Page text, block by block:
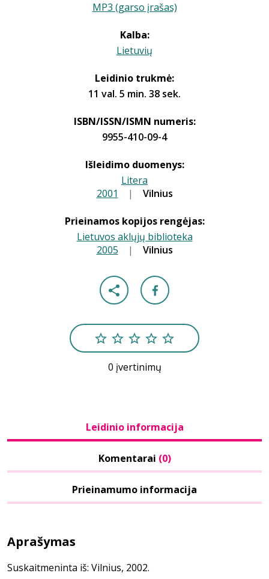
MP3 (garso įrašas)
Kalba:
Lietuvių
Leidinio trukmė:
11 val. 5 min. 38 sek.
ISBN/ISSN/ISMN numeris:
9955-410-09-4
Išleidimo duomenys:
Litera
2001 | Vilnius
Prieinamos kopijos rengėjas:
Lietuvos aklųjų biblioteka
2005 | Vilnius
0 įvertinimų
Leidinio informacija
Komentarai (0)
Prieinamumo informacija
Aprašymas
Suskaitmeninta iš: Vilnius, 2002.